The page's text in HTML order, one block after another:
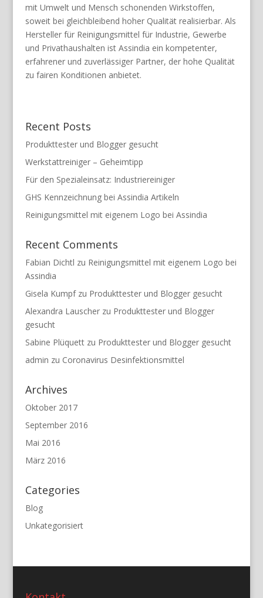
mit Umwelt und Mensch schonenden Wirkstoffen,
soweit bei gleichbleibend hoher Qualität realisierbar. Als
Hersteller für Reinigungsmittel für Industrie, Gewerbe
und Privathaushalten ist Assindia ein kompetenter,
erfahrener und zuverlässiger Partner, der hohe Qualität
zu fairen Konditionen anbietet.
Recent Posts
Produkttester und Blogger gesucht
Werkstattreiniger – Geheimtipp
Für den Spezialeinsatz: Industriereiniger
GHS Kennzeichnung bei Assindia Artikeln
Reinigungsmittel mit eigenem Logo bei Assindia
Recent Comments
Fabian Dichtl zu Reinigungsmittel mit eigenem Logo bei
Assindia
Gisela Kumpfzu Produkttester und Blogger gesucht
Alexandra Lauscherzu Produkttester und Blogger
gesucht
Sabine Plüquettzu Produkttester und Blogger gesucht
admin zu Coronavirus Desinfektionsmittel
Archives
Oktober 2017
September 2016
Mai 2016
März 2016
Categories
Blog
Unkategorisiert